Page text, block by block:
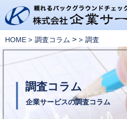
HOME 調査コラム > 調査
調査コラム
企業サービスの調査コラム